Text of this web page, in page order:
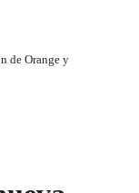
de Orange y